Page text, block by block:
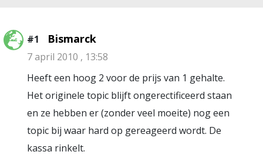
#1 Bismarck
7 april 2010 , 13:58
Heeft een hoog 2 voor de prijs van 1 gehalte.
Het originele topic blijft ongerectificeerd staan
en ze hebben er (zonder veel moeite) nog een
topic bij waar hard op gereageerd wordt. De
kassa rinkelt.